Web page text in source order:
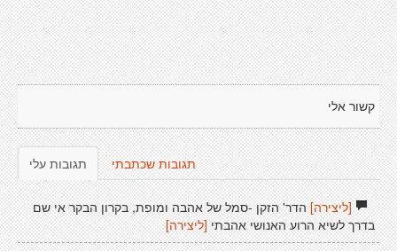
קשור אלי
תגובות עלי תגובות שכתבתי
[ליצירה]הדר' הזקן -סמל של אהבה ומופת, בקרון הבקר אי שם
בדרך לשיא הרוע האנושי אהבתי [ליצירה]